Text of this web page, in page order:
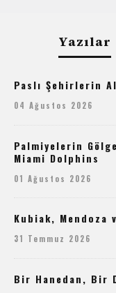
Yazılar
Paslı Şehirlerin
04 Ağustos 2026
Palmiyelerin
Miami Dolphins
01 Ağustos 2026
Kubiak, Mendoza
31 Temmuz 2026
Bir Hanedan, Bir